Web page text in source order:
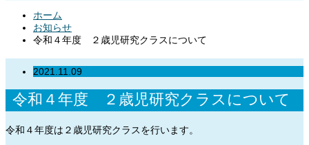
ホーム
お知らせ
令和４年度 ２歳児研究クラスについて
2021.11.09
令和４年度 ２歳児研究クラスについて
令和４年度は２歳児研究クラスを行います。